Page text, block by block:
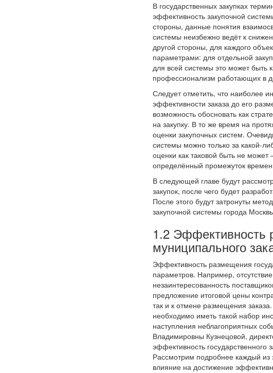
В государственных закупках
эффективность закупочной
стороны, данные понятия
системы неизбежно ведёт к
другой стороны, для каждого
параметрами: для отдельной
для всей системы это может быть
профессионализм работающих в
Следует отметить, что наиболее
эффективности заказа до его
возможность обосновать как
на закупку. В то же время на
оценки закупочных систем.
системы можно только за какой-
оценки как таковой быть не
определённый промежуток
В следующей главе будут
закупок, после чего будет
После этого будут затронуты
закупочной системы города
1.2 Эффективность
муниципального
Эффективность размещения
параметров. Например,
незаинтересованность
предложение итоговой цены
так и к отмене размещения
необходимо иметь такой набор
наступления неблагоприятных
Владимировны Кузнецовой,
эффективность
Рассмотрим подробнее каждый
влияние на достижение